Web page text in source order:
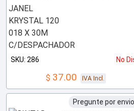
SKU: 286 No
$ 37.00 IVA Incl.
Pregunte por